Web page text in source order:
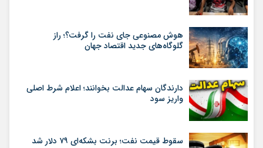
هوش مصنوعی جای نفت را گرفت؟؛ راز
گلوگاه‌های جدید اقتصاد جهان
دارندگان سهام عدالت بخوانند؛ اعلام شرط اصلی
واریز سود
سقوط قیمت نفت؛ برنت بشکه‌ای ۷۹ دلار شد